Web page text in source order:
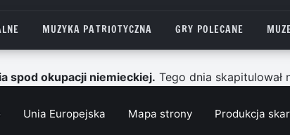
MUZYKA PATRIOTYCZNA GRY POLECANE
spod okupacji niemieckiej. Tego dnia
Unia Europejska Mapa strony Produkcja